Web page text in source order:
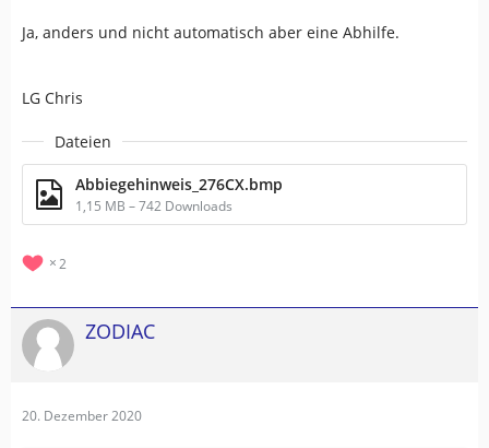
Ja, anders und nicht automatisch aber eine Abhilfe.
LG Chris
Dateien
Abbiegehinweis_276CX.bmp
1,15 MB – 742 Downloads
2
ZODIAC
20. Dezember 2020